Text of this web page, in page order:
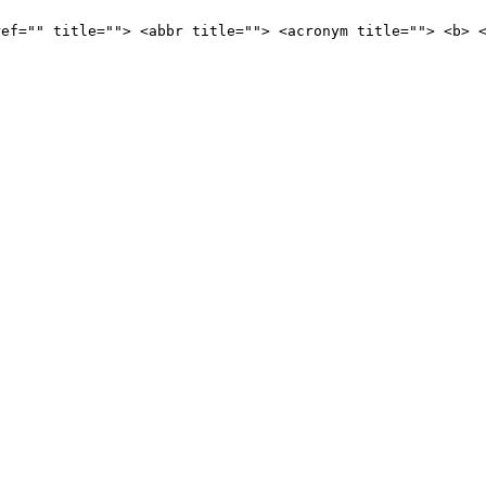
title=""> <abbr title=""> <acronym title=""> <b>